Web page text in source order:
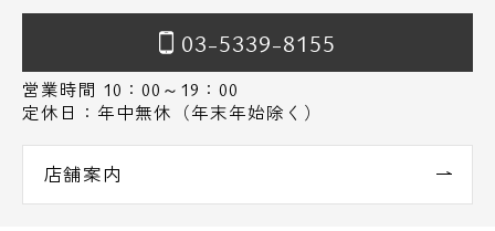
03-5339-8155
営業時間 10：00～19：00
定休日：年中無休（年末年始除く）
店舗案内